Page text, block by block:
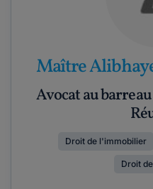
Maître
Avocat au
Droit de l'immobilier
Droit